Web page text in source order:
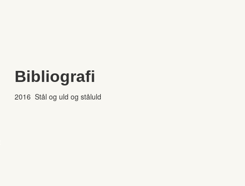
Bibliografi
2016 Stål og uld og ståluld